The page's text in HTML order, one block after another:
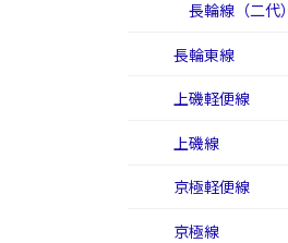
長輪線（二代）
長輪東線
上磯軽便線
上磯線
京極軽便線
京極線